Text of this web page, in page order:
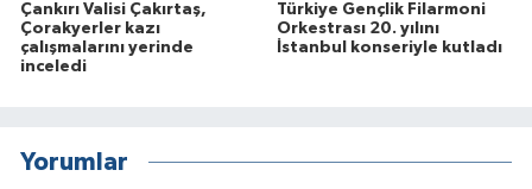
Çankırı Valisi Çakırtaş,
Çorakyerler kazı
çalışmalarını yerinde
inceledi
Türkiye Gençlik Filarmoni
Orkestrası 20. yılını
İstanbul konseriyle kutladı
Yorumlar